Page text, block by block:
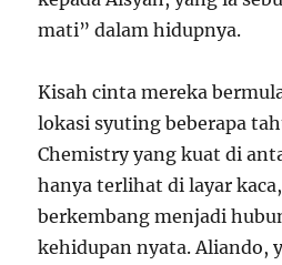
mati” dalam hidupnya.
Kisah cinta mereka
lokasi syuting beberapa
Chemistry yang kuat di
hanya terlihat di layar
berkembang menjadi
kehidupan nyata. Aliando,